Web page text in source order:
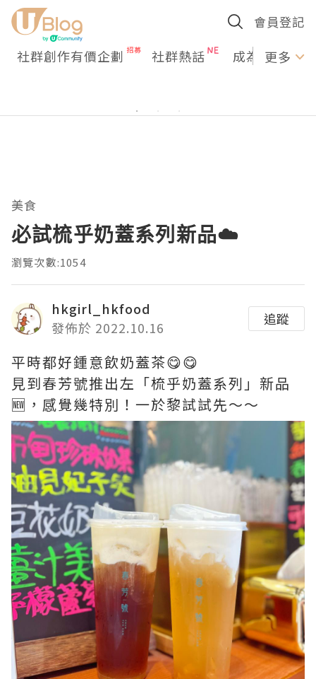
會員登記
社群創作有價企劃 社群熱話 成為U更多
美食
必試梳乎奶蓋系列新品☁️
瀏覽次數:1054
hkgirl_hkfood
發佈於 2022.10.16
追蹤
平時都好鍾意飲奶蓋茶😋😋
見到春芳號推出左「梳乎奶蓋系列」新品
🆕，感覺幾特別！一於黎試試先～～